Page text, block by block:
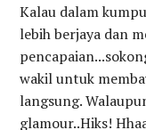
Kalau dalam
lebih berjaya dan
wakil untuk
langsung.
glamour..Hiks!